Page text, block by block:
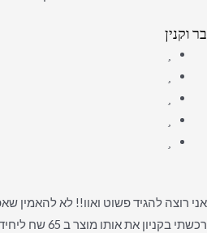
בר וקנין
רכשתי בקניון